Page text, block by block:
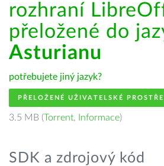
rozhraní
přeložené do
Asturianu
potřebujete jiný jazyk?
PŘELOŽENÉ UŽIVATELSKÉ
3.5 MB (Torrent, Informace)
SDK a zdrojový kód